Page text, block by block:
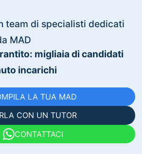
team di specialisti dedicati
MAD
migliaia di candidati
incarichi
LA TUA MAD
CON UN TUTOR
CONTATTACI